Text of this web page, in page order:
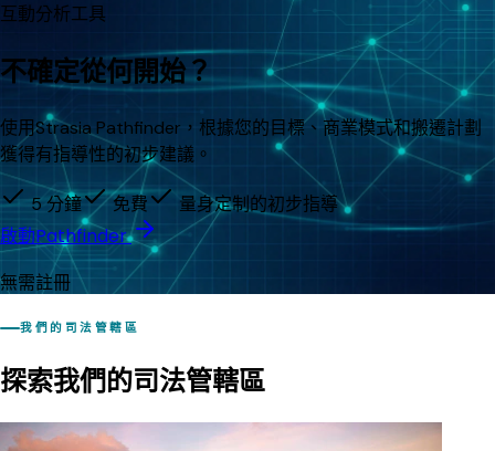
互動分析工具
不確定從何開始？
使用Strasia Pathfinder，根據您的目標、商業模式和搬遷計劃
獲得有指導性的初步建議。
5 分鐘 免費 量身定制的初步指導
啟動Pathfinder
無需註冊
我們的司法管轄區
探索我們的司法管轄區